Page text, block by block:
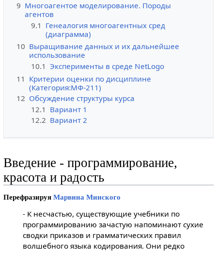
9 Многоагентое моделирование. Породы
агентов
9.1 Генеалогия многоагентных сред
(диаграмма)
10 Выращивание данных и их дальнейшее
использование
10.1 Эксперименты в среде NetLogo
11 Критерии оценки по дисциплине
(Категория:МФ-211)
12 Обсуждение структуры курса
12.1 Вариант 1
12.2 Вариант 2
Введение - программирование,
красота и радость
Перефразируя Марвина Минского
- К несчастью, существующие учебники по
программированию зачастую напоминают сухие
сводки приказов и грамматических правил
волшебного языка кодирования. Они редко